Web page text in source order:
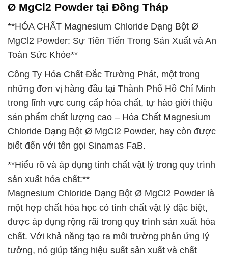
Ø MgCl2 Powder tại Đồng Tháp
**HÓA CHẤT Magnesium Chloride Dạng Bột Ø
MgCl2 Powder: Sự Tiên Tiến Trong Sản Xuất và An
Toàn Sức Khỏe**
Công Ty Hóa Chất Đắc Trường Phát, một trong
những đơn vị hàng đầu tại Thành Phố Hồ Chí Minh
trong lĩnh vực cung cấp hóa chất, tự hào giới thiệu
sản phẩm chất lượng cao – Hóa Chất Magnesium
Chloride Dạng Bột Ø MgCl2 Powder, hay còn được
biết đến với tên gọi Sinamas FaB.
**Hiểu rõ và áp dụng tính chất vật lý trong quy trình
sản xuất hóa chất:**
Magnesium Chloride Dạng Bột Ø MgCl2 Powder là
một hợp chất hóa học có tính chất vật lý đặc biệt,
được áp dụng rộng rãi trong quy trình sản xuất hóa
chất. Với khả năng tạo ra môi trường phản ứng lý
tưởng, nó giúp tăng hiệu suất sản xuất và chất